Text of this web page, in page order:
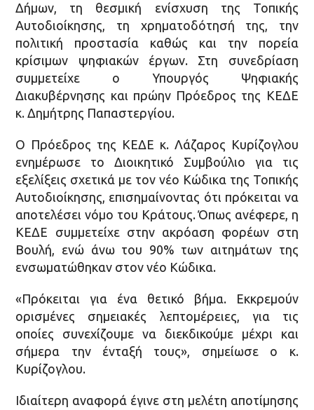
Δήμων, τη θεσμική ενίσχυση της Τοπικής
Αυτοδιοίκησης, τη χρηματοδότησή της, την
πολιτική προστασία καθώς και την πορεία
κρίσιμων ψηφιακών έργων. Στη συνεδρίαση
συμμετείχε ο Υπουργός Ψηφιακής
Διακυβέρνησης και πρώην Πρόεδρος της ΚΕΔΕ
κ. Δημήτρης Παπαστεργίου.
Ο Πρόεδρος της ΚΕΔΕ κ. Λάζαρος Κυρίζογλου
ενημέρωσε το Διοικητικό Συμβούλιο για τις
εξελίξεις σχετικά με τον νέο Κώδικα της Τοπικής
Αυτοδιοίκησης, επισημαίνοντας ότι πρόκειται να
αποτελέσει νόμο του Κράτους. Όπως ανέφερε, η
ΚΕΔΕ συμμετείχε στην ακρόαση φορέων στη
Βουλή, ενώ άνω του 90% των αιτημάτων της
ενσωματώθηκαν στον νέο Κώδικα.
«Πρόκειται για ένα θετικό βήμα. Εκκρεμούν
ορισμένες σημειακές λεπτομέρειες, για τις
οποίες συνεχίζουμε να διεκδικούμε μέχρι και
σήμερα την ένταξή τους», σημείωσε ο κ.
Κυρίζογλου.
Ιδιαίτερη αναφορά έγινε στη μελέτη αποτίμησης